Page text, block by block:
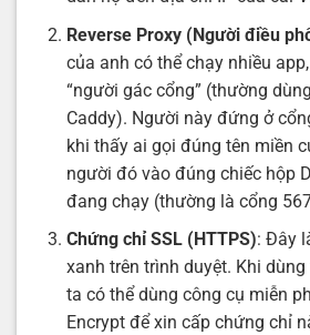
Reverse Proxy (Người điều
của anh có thể chạy nhiều
“người gác cổng” (thường
Caddy). Người này đứng ở
khi thấy ai gọi đúng tên miền
người đó vào đúng chiếc hộp
đang chạy (thường là cổng
Chứng chỉ SSL (HTTPS): Đây
xanh trên trình duyệt. Khi
ta có thể dùng công cụ miễn
Encrypt để xin cấp chứng chỉ